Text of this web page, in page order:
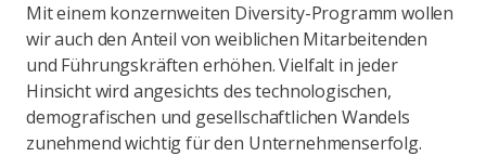
Mit einem konzernweiten Diversity-Programm wollen
wir auch den Anteil von weiblichen Mitarbeitenden
und Führungskräften erhöhen. Vielfalt in jeder
Hinsicht wird angesichts des technologischen,
demografischen und gesellschaftlichen Wandels
zunehmend wichtig für den Unternehmenserfolg.